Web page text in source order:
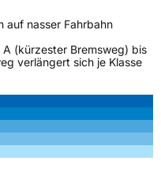
auf nasser Fahrbahn
(kürzester Bremsweg) bis
verlängert sich je Klasse